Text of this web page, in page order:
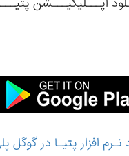
اپـــلیکیـــشن
نـرم‌ افزار پتیـا در گوگل